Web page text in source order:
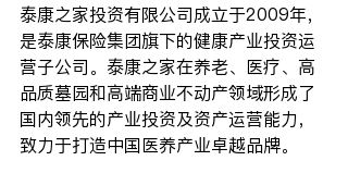
泰康之家投资有限公司成立于2009年，
是泰康保险集团旗下的健康产业投资运
营子公司。泰康之家在养老、医疗、高
品质墓园和高端商业不动产领域形成了
国内领先的产业投资及资产运营能力，
致力于打造中国医养产业卓越品牌。